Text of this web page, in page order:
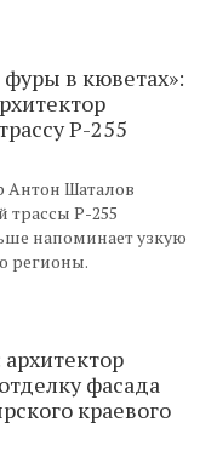
в кюветах»:
Р-255
Антон Шаталов
трассы Р-255
напоминает узкую
регионы.
архитектор
фасада
краевого